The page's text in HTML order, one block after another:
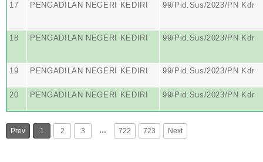
17 PENGADILAN NEGERI KEDIRI 99/Pid.Sus/2023/PN Kdr
18 PENGADILAN NEGERI KEDIRI 99/Pid.Sus/2023/PN Kdr
19 PENGADILAN NEGERI KEDIRI 99/Pid.Sus/2023/PN Kdr
20 PENGADILAN NEGERI KEDIRI 99/Pid.Sus/2023/PN Kdr
Prev 1 2 3 … 722 723 Next